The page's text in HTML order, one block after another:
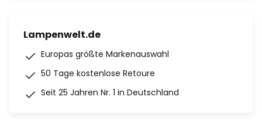
Lampenwelt.de
Europas größte Markenauswahl
50 Tage kostenlose Retoure
Seit 25 Jahren Nr. 1 in Deutschland